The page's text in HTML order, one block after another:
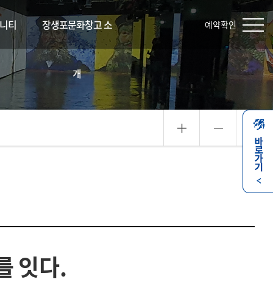
티 장생포문화창고 소
개
예약확인
잇다.